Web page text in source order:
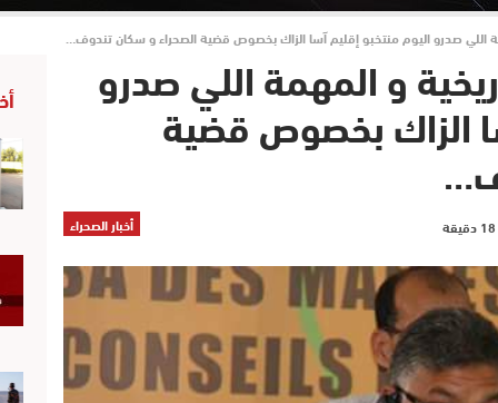
اللي صدرو اليوم منتخبو إقليم آسا الزاك بخصوص قضية الصحراء و سكان تندوف…
و المهمة اللي صدرو
الزاك بخصوص قضية
أخبار الصحراء